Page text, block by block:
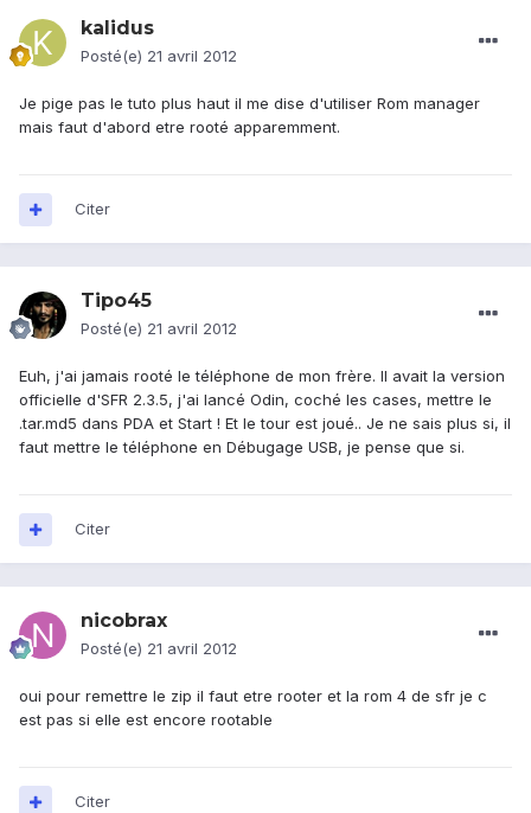
kalidus
Posté(e) 21 avril 2012
Je pige pas le tuto plus haut il me dise d'utiliser Rom manager
mais faut d'abord etre rooté apparemment.
Citer
Tipo45
Posté(e) 21 avril 2012
Euh, j'ai jamais rooté le téléphone de mon frère. Il avait la version
officielle d'SFR 2.3.5, j'ai lancé Odin, coché les cases, mettre le
.tar.md5 dans PDA et Start ! Et le tour est joué.. Je ne sais plus si, il
faut mettre le téléphone en Débugage USB, je pense que si.
Citer
nicobrax
Posté(e) 21 avril 2012
oui pour remettre le zip il faut etre rooter et la rom 4 de sfr je c
est pas si elle est encore rootable
Citer